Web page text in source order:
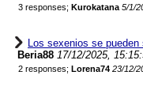
3 responses; Kurokatana 5/1/
Los sexenios se
Beria88 17/12/2025,
2 responses; Lorena74 23/12/